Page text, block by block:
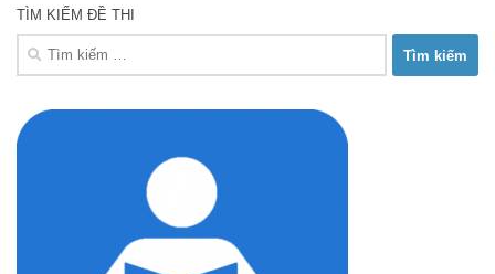
TÌM KIẾM ĐỀ THI
Tìm